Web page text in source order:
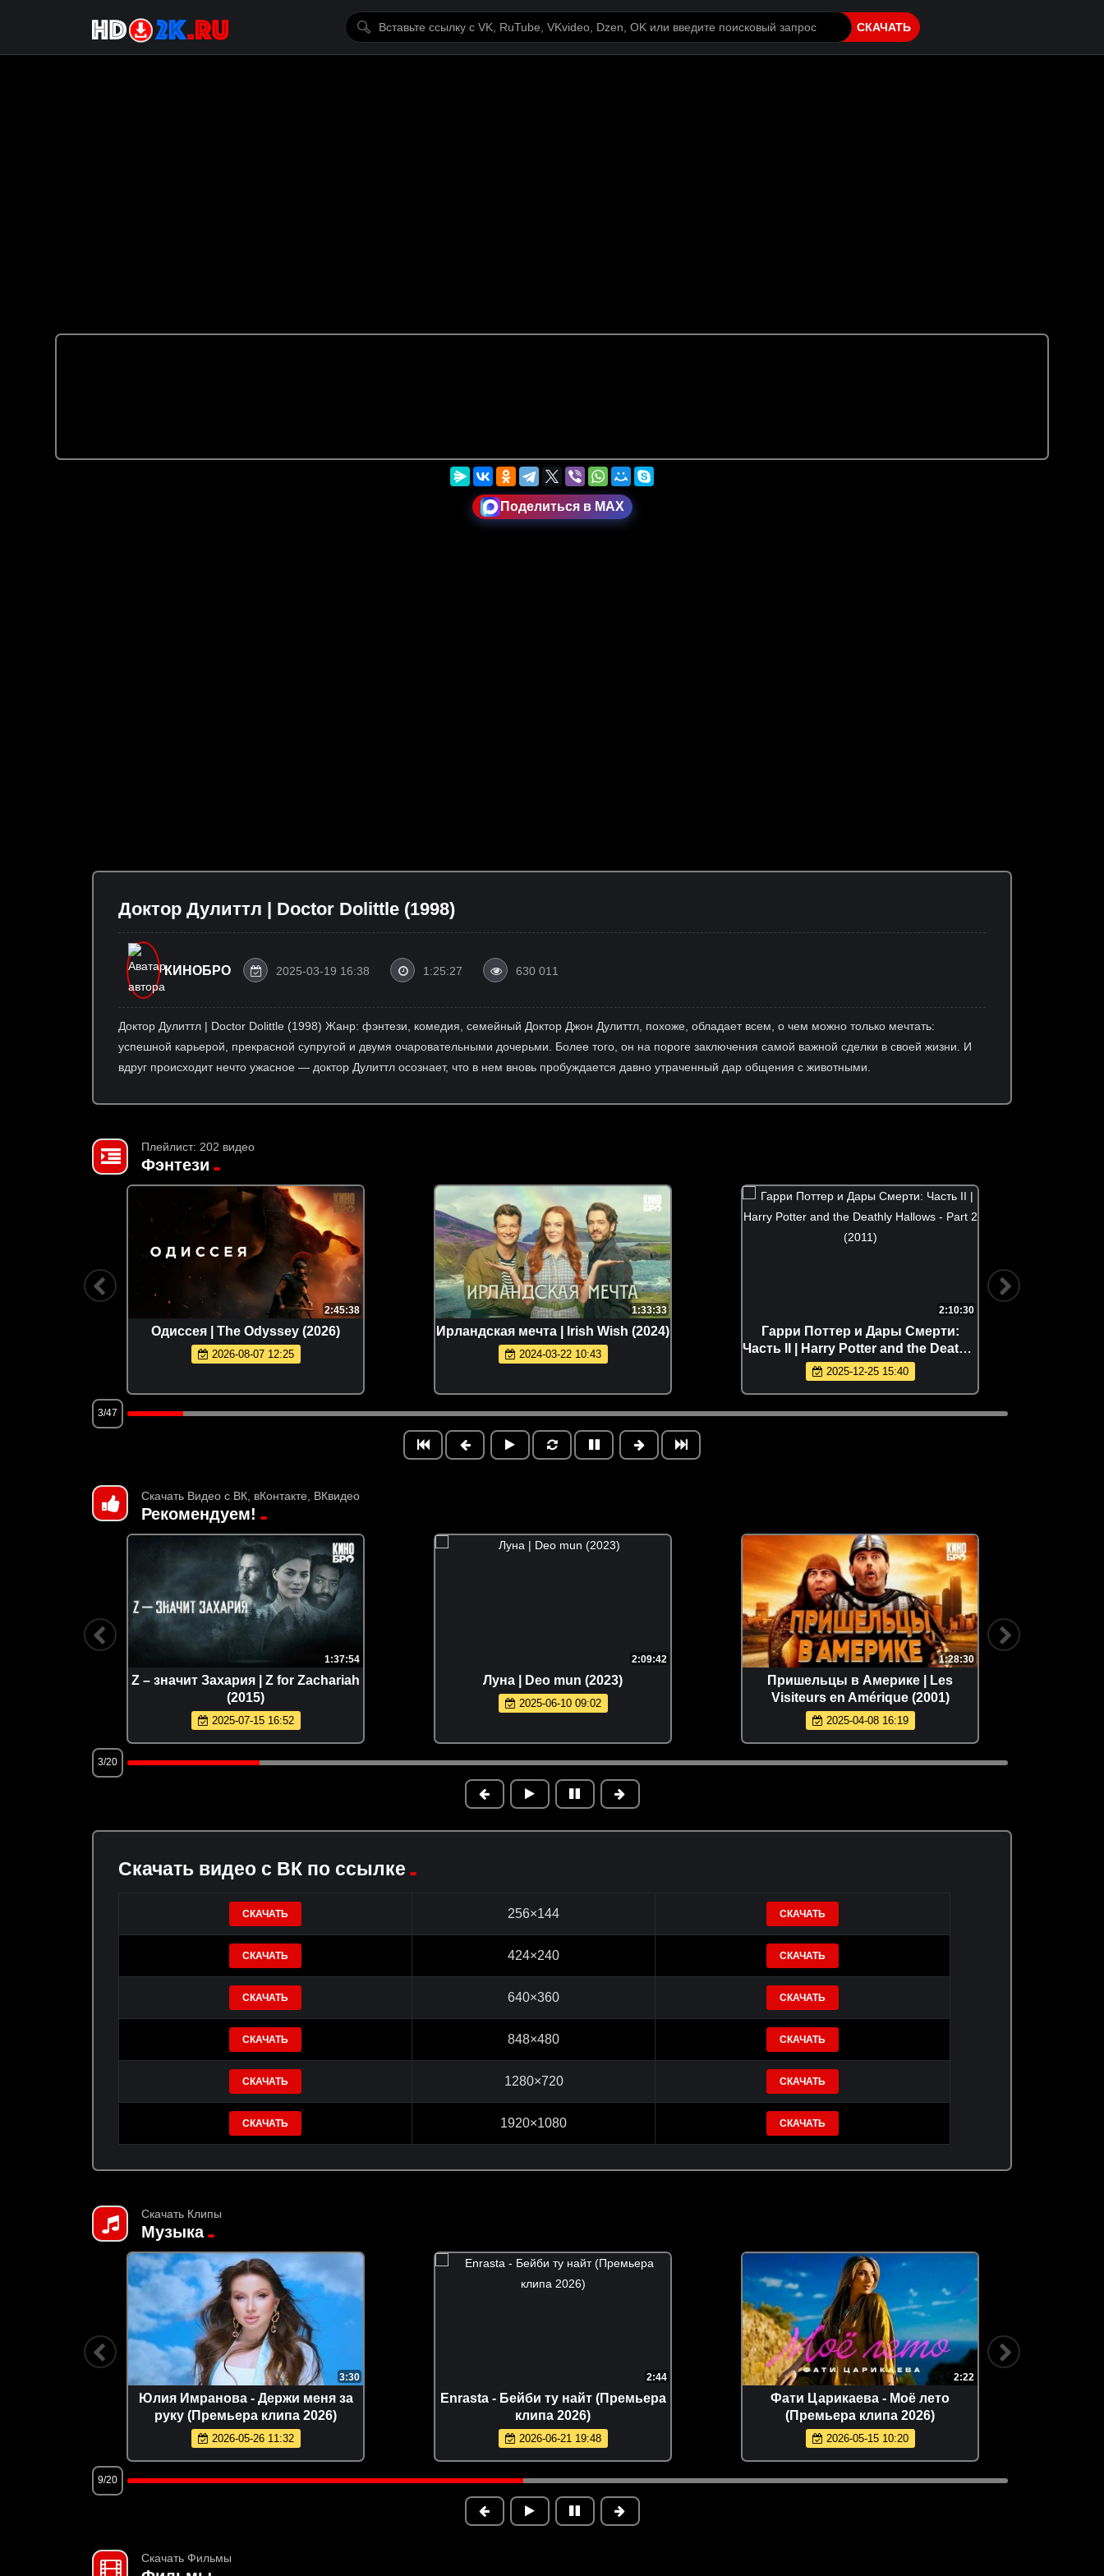
СКАЧАТЬ
Поделиться в MAX
Доктор Дулиттл | Doctor Dolittle (1998)
КИНОБРО 2025-03-19 16:38 1:25:27 630 011
Доктор Дулиттл | Doctor Dolittle (1998) Жанр: фэнтези, комедия, семейный Доктор Джон Дулиттл, похоже, обладает всем, о чем можно только мечтать:
успешной карьерой, прекрасной супругой и двумя очаровательными дочерьми. Более того, он на пороге заключения самой важной сделки в своей жизни. И
вдруг происходит нечто ужасное — доктор Дулиттл осознает, что в нем вновь пробуждается давно утраченный дар общения с животными.
Плейлист: 202 видео
Фэнтези
2:45:38
Одиссея | The Odyssey (2026)
2026-08-07 12:25
1:33:33
Ирландская мечта | Irish Wish (2024)
2024-03-22 10:43
2:10:30
Гарри Поттер и Дары Смерти:
Часть II | Harry Potter and the Deathly
Hallows - Part 2 (2011)
2025-12-25 15:40
3/47
Скачать Видео с ВК, вКонтакте, ВКвидео
Рекомендуем!
1:37:54
Z – значит Захария | Z for Zachariah
(2015)
2025-07-15 16:52
2:09:42
Луна | Deo mun (2023)
2025-06-10 09:02
1:28:30
Пришельцы в Америке | Les
Visiteurs en Amérique (2001)
2025-04-08 16:19
3/20
Скачать видео с ВК по ссылке
СКАЧАТЬ 256×144 СКАЧАТЬ
СКАЧАТЬ 424×240 СКАЧАТЬ
СКАЧАТЬ 640×360 СКАЧАТЬ
СКАЧАТЬ 848×480 СКАЧАТЬ
СКАЧАТЬ 1280×720 СКАЧАТЬ
СКАЧАТЬ 1920×1080 СКАЧАТЬ
Скачать Клипы
Музыка
3:30
Юлия Имранова - Держи меня за
руку (Премьера клипа 2026)
2026-05-26 11:32
2:44
Enrasta - Бейби ту найт (Премьера
клипа 2026)
2026-06-21 19:48
2:22
Фати Царикаева - Моё лето
(Премьера клипа 2026)
2026-05-15 10:20
9/20
Скачать Фильмы